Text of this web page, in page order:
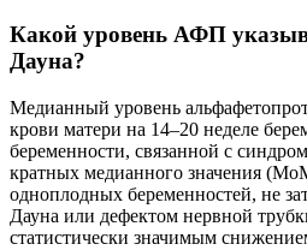
Какой уровень АФП
Дауна?
Медианный уровень
крови матери на 14–20 неделе
беременности, связанной с
кратных медианного значения
одноплодных беременностей, не
Дауна или дефектом нервной
статистически значимым